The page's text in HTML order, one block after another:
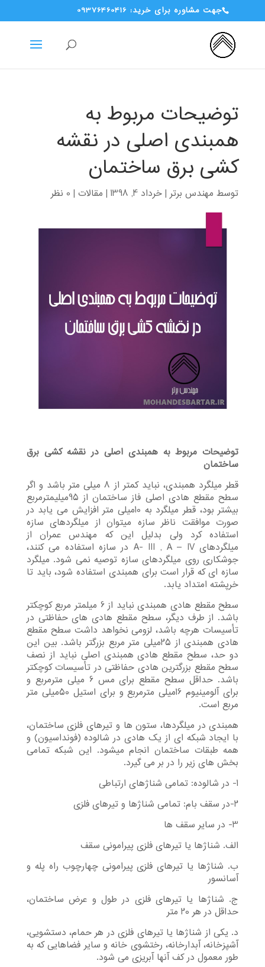
جهت مشاوره برای خرید: 09376460416
توضیحات مربوط به
همبندی اصلی در نقشه
کشی برق ساختمان
توسط مهندس برتر|خرداد 4, 1398 | مقالات| 0 نظر
توضیحات مربوط بههمبندی اصلیدر نقشه کشی برق
ساختمان
قطر میلگرد همبندی، نباید کمتر از 8 میلی متر باشد و اگر
سطح مقطع هادی اصلی فاز ساختمان از 95میلیمترمربع
بیشتر بود، قطر میلگرد به 10میلی متر افزایش می یابد در
صورت موافقت ناظر سازه میتوان از میلگردهای سازه
استفاده کرد ولی بدلیل این که مهندس عمران از
میلگردهای A- III , A – IV در سازه استفاده می کنند،
جوشکاری روی میلگردهای سازه توصیه نمی شود. میلگرد
سازه ای که قرار است برای همبندی استفاده شود، باید تا
خرپشته امتداد یابد.
سطح مقطع هادی همبندی نباید از 6 میلمتر مربع کوچکتر
باشد. از طرف دیگر، سطح مقطع هادی های حفاظتی در
تأسیسات هرچه باشد، لزومی نخواهد داشت سطح مقطع
هادی همبندی از 25میلی متر مربع بزرگتر باشد. بین این
دو حد، سطح مقطع هادی همبندی اصلی نباید از نصف
سطح مقطع بزرگترین هادی حفاظتی در تأسیسات کوچکتر
باشد. حداقل سطح مقطع برای مس 6 میلی مترمربع و
برای آلومینیوم 16میلی مترمربع و برای استیل 50میلی متر
مربع است.
همبندی در میلگردها، ستون ها و تیرهای فلزی ساختمان،
با ایجاد شبکه ای از یک هادی در شالوده (فونداسیون) و
همه طبقات ساختمان انجام میشود. این شبکه تمامی
بخش های زیر را در بر می گیرد.
1- در شالوده: تمامی شناژهای ارتباطی
2-در سقف بام: تمامی شناژها و تیرهای فلزی
3- در سایر سقف ها
الف. شناژها یا تیرهای فلزی پیرامونی سقف
ب. شناژها یا تیرهای فلزی پیرامونی چهارچوب راه پله و
آسانسور
ج. شناژها یا تیرهای فلزی در طول و عرض ساختمان،
حداقل در هر 20 متر
د. یکی از شناژها یا تیرهای فلزی در هر حمام، دستشویی،
آشپزخانه، آبدارخانه، رختشوی خانه و سایر فضاهایی که به
طور معمول در کف آنها آبریزی می شود.